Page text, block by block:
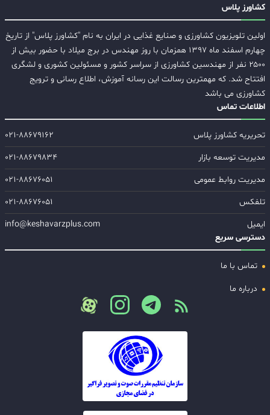
کشاورز پلاس
اولین تلویزیون کشاورزی و صنایع غذایی در ایران به نام "کشاورز پلاس" از تاریخ
چهارم اسفند ماه ۱۳۹۷ همزمان با روز مهندس در برج میلاد با حضور بیش از
۲۵۰۰ نفر از مهندسین کشاورزی از سراسر کشور و مسئولین کشوری و لشگری
افتتاح شد. که مهمترین رسالت این رسانه آموزش، اطلاع رسانی و ترویج
کشاورزی می باشد
اطلاعات تماس
تحریریه کشاورز پلاس
۰۲۱-۸۸۶۷۹۱۶۲
مدیریت توسعه بازار
۰۲۱-۸۸۶۷۹۸۳۴
مدیریت روابط عمومی
۰۲۱-۸۸۶۷۶۰۵۱
تلفکس
۰۲۱-۸۸۶۷۶۰۵۱
ایمیل
info@keshavarzplus.com
دسترسی سریع
تماس با ما
درباره ما